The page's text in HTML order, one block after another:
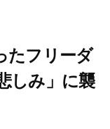
たフリーダ
しみ」に襲